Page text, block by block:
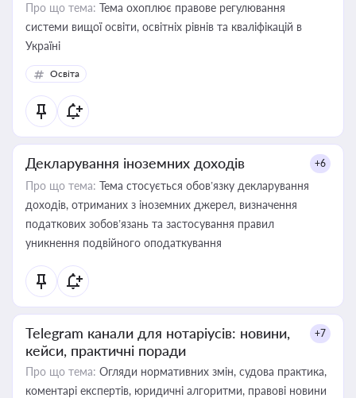
Про що тема: Тема охоплює правове регулювання
системи вищої освіти, освітніх рівнів та кваліфікацій в
Україні
Освіта
Декларування іноземних доходів +6
Про що тема: Тема стосується обов’язку декларування
доходів, отриманих з іноземних джерел, визначення
податкових зобов’язань та застосування правил
уникнення подвійного оподаткування
Telegram канали для нотаріусів: новини,
кейси, практичні поради
+7
Про що тема: Огляди нормативних змін, судова практика,
коментарі експертів, юридичні алгоритми, правові новини